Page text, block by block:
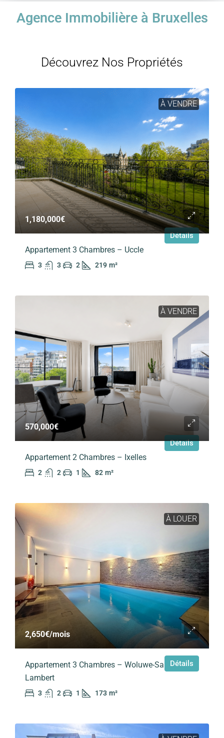
Agence Immobilière à Bruxelles
Découvrez Nos Propriétés
À VENDRE
1,180,000€
Appartement 3 Chambres – Uccle
3 3 2 219 m²
Détails
À VENDRE
570,000€
Appartement 2 Chambres – Ixelles
2 2 1 82 m²
Détails
À LOUER
2,650€/mois
Appartement 3 Chambres – Woluwe-Saint-
Lambert
3 2 1 173 m²
Détails